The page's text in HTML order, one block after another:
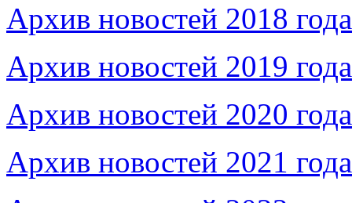
Архив новостей 2018 года
Архив новостей 2019 года
Архив новостей 2020 года
Архив новостей 2021 года